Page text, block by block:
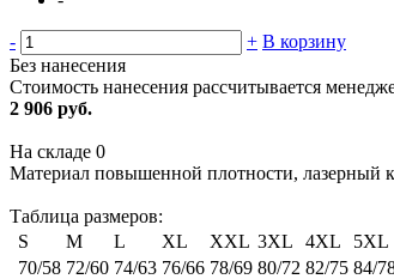
- + В корзину
Без нанесения
Стоимость нанесения рассчитывается
2 906 руб.
На складе 0
Материал повышенной плотности, лазерный
Таблица размеров:
S
M L XL XXL 3XL 4XL
5XL
70/58 72/60 74/63 76/66 78/69 80/72 82/75 84/